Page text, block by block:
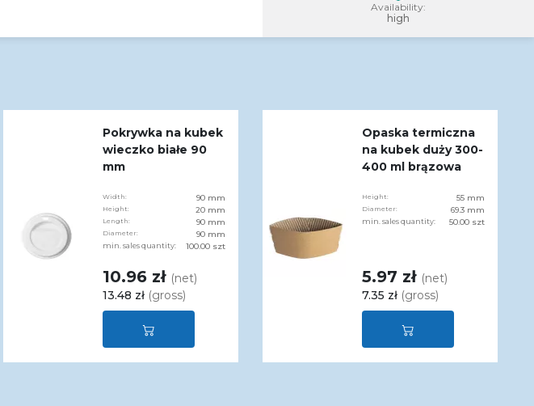
Availability:
high
Pokrywka na kubek
wieczko białe 90
mm
Width: 90 mm
Height: 20 mm
Length: 90 mm
Diameter: 90 mm
min. sales quantity: 100.00 szt
10.96 zł (net)
13.48 zł (gross)
Opaska termiczna
na kubek duży 300-
400 ml brązowa
Height: 55 mm
Diameter: 69.3 mm
min. sales quantity: 50.00 szt
5.97 zł (net)
7.35 zł (gross)